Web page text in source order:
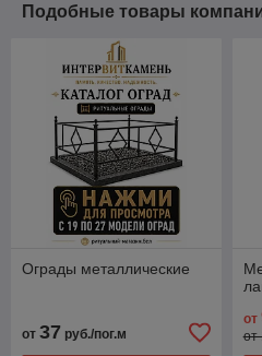
Подобные товары
Ограды металлические
от 37 руб./пог.м
от
от